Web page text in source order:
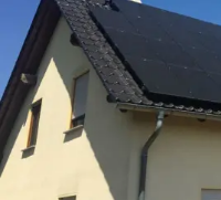
PV-System